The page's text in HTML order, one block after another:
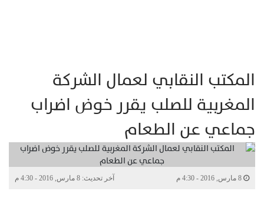
المكتب النقابي لعمال الشركة
المغربية للصلب يقرر خوض اضراب
جماعي عن الطعام
آخر تحديث: 8 مارس, 2016 - 4:30 م